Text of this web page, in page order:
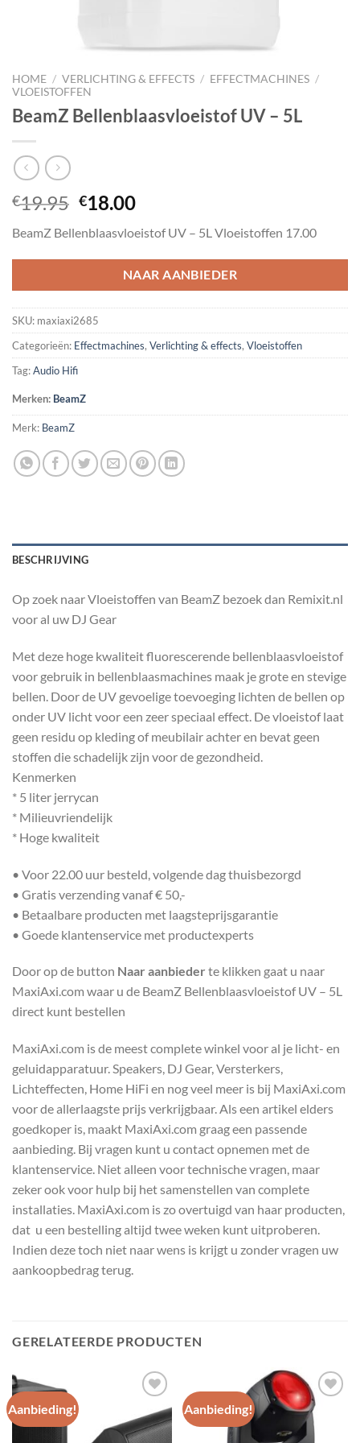
HOME / VERLICHTING & EFFECTS / EFFECTMACHINES /
VLOEISTOFFEN
BeamZ Bellenblaasvloeistof UV – 5L
€19.95 Oorspronkelijke
was:
€19.95.
€18.00Huidige
is:
€18.00.
BeamZ Bellenblaasvloeistof UV – 5L Vloeistoffen 17.00
NAAR AANBIEDER
SKU: maxiaxi2685
Categorieën: Effectmachines, Verlichting & effects, Vloeistoffen
Tag:Audio Hifi
Merken: BeamZ
Merk: BeamZ
BESCHRIJVING
Op zoek naar Vloeistoffen van BeamZ bezoek dan Remixit.nl
voor al uw DJ Gear
Met deze hoge kwaliteit fluorescerende bellenblaasvloeistof
voor gebruik in bellenblaasmachines maak je grote en stevige
bellen. Door de UV gevoelige toevoeging lichten de bellen op
onder UV licht voor een zeer speciaal effect. De vloeistof laat
geen residu op kleding of meubilair achter en bevat geen
stoffen die schadelijk zijn voor de gezondheid.
Kenmerken
* 5 liter jerrycan
* Milieuvriendelijk
* Hoge kwaliteit
• Voor 22.00 uur besteld, volgende dag thuisbezorgd
• Gratis verzending vanaf € 50,-
• Betaalbare producten met laagsteprijsgarantie
• Goede klantenservice met productexperts
Door op de button Naar aanbieder te klikken gaat u naar
MaxiAxi.com waar u de BeamZ Bellenblaasvloeistof UV – 5L
direct kunt bestellen
MaxiAxi.com is de meest complete winkel voor al je licht- en
geluidapparatuur. Speakers, DJ Gear, Versterkers,
Lichteffecten, Home HiFi en nog veel meer is bij MaxiAxi.com
voor de allerlaagste prijs verkrijgbaar. Als een artikel elders
goedkoper is, maakt MaxiAxi.com graag een passende
aanbieding. Bij vragen kunt u contact opnemen met de
klantenservice. Niet alleen voor technische vragen, maar
zeker ook voor hulp bij het samenstellen van complete
installaties. MaxiAxi.com is zo overtuigd van haar producten,
dat u een bestelling altijd twee weken kunt uitproberen.
Indien deze toch niet naar wens is krijgt u zonder vragen uw
aankoopbedrag terug.
GERELATEERDE PRODUCTEN
Aanbieding!
Toevoegen
Aanbieding!
Toevoegen